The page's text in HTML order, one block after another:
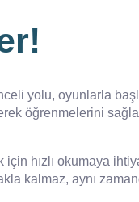
yolu, oyunlarla
öğrenmelerini
hızlı okumaya
kalmaz, aynı